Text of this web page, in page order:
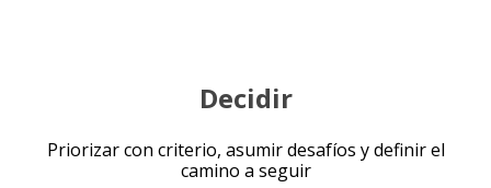
Decidir
Priorizar con criterio, asumir desafíos y definir el
camino a seguir